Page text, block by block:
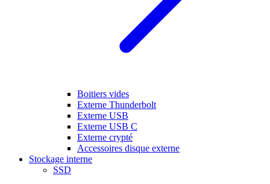
Boitiers vides
Externe Thunderbolt
Externe USB
Externe USB C
Externe crypté
Accessoires disque externe
Stockage interne
SSD